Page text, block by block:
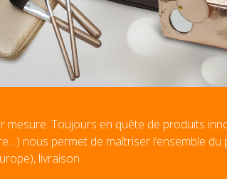
Toujours en quête de produits
nous permet de maîtriser l’ensemble
livraison.